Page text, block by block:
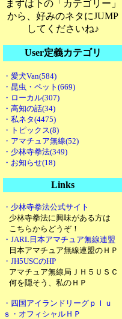
まずは下の「カテゴリー」
から、好みのネタにJUMP
してくださいね♪
User定義カテゴリ
・愛犬Van(584)
・昆虫・ペット(669)
・ローカル(307)
・高知の話(34)
・私ネタ(4475)
・トピックス(8)
・アマチュア無線(52)
・少林寺拳法(349)
・お知らせ(18)
Links
・少林寺拳法公式サイト
少林寺拳法に興味がある方は
こちらからどうぞ！
・JARL日本アマチュア無線連盟
日本アマチュア無線連盟のＨＰ
・JH5USCのHP
アマチュア無線局ＪＨ５ＵＳＣ
何を隠そう、私のＨＰ
・四国アイランドリーグｐｌｕ
ｓ・オフィシャルＨＰ